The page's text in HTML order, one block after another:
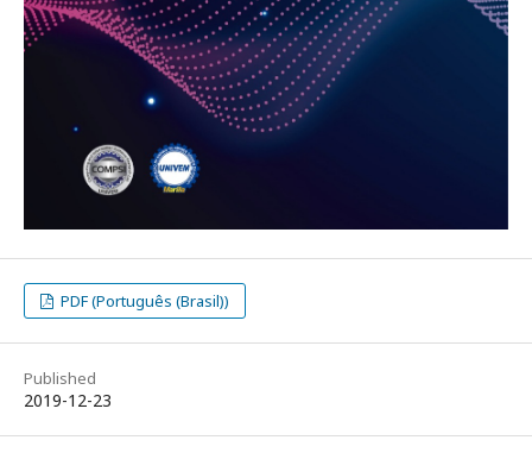
PDF (Português (Brasil))
Published
2019-12-23